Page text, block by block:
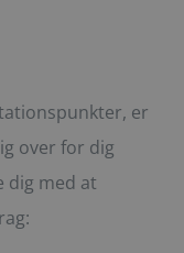
er
over for dig
dig med at